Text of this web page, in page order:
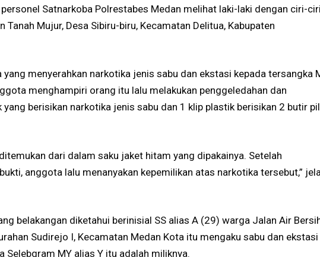
Satnarkoba Polrestabes Medan melihat laki-laki dengan ciri-ciri
Mujur, Desa Sibiru-biru, Kecamatan Delitua, Kabupaten
yang menyerahkan narkotika jenis sabu dan ekstasi kepada tersangka
menghampiri orang itu lalu melakukan penggeledahan dan
berisikan narkotika jenis sabu dan 1 klip plastik berisikan 2 butir pil
dari dalam saku jaket hitam yang dipakainya. Setelah
anggota lalu menanyakan kepemilikan atas narkotika tersebut,”
belakangan diketahui berinisial SS alias A (29) warga Jalan Air
Sudirejo I, Kecamatan Medan Kota itu mengaku sabu dan ekstasi
Selebgram MY alias Y itu adalah miliknya.